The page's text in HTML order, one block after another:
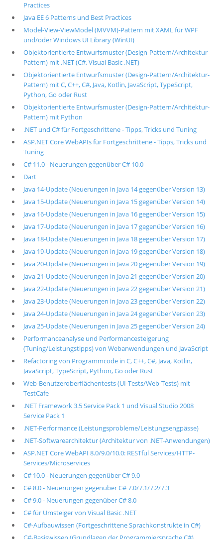
Practices
Java EE 6 Patterns und Best Practices
Model-View-ViewModel (MVVM)-Pattern mit XAML für WPF
und/oder Windows UI Library (WinUI)
Objektorientierte Entwurfsmuster (Design-Pattern/Architektur-
Pattern) mit .NET (C#, Visual Basic .NET)
Objektorientierte Entwurfsmuster (Design-Pattern/Architektur-
Pattern) mit C, C++, C#, Java, Kotlin, JavaScript, TypeScript,
Python, Go oder Rust
Objektorientierte Entwurfsmuster (Design-Pattern/Architektur-
Pattern) mit Python
.NET und C# für Fortgeschrittene - Tipps, Tricks und Tuning
ASP.NET Core WebAPIs für Fortgeschrittene - Tipps, Tricks und
Tuning
C# 11.0 - Neuerungen gegenüber C# 10.0
Dart
Java 14-Update (Neuerungen in Java 14 gegenüber Version 13)
Java 15-Update (Neuerungen in Java 15 gegenüber Version 14)
Java 16-Update (Neuerungen in Java 16 gegenüber Version 15)
Java 17-Update (Neuerungen in Java 17 gegenüber Version 16)
Java 18-Update (Neuerungen in Java 18 gegenüber Version 17)
Java 19-Update (Neuerungen in Java 19 gegenüber Version 18)
Java 20-Update (Neuerungen in Java 20 gegenüber Version 19)
Java 21-Update (Neuerungen in Java 21 gegenüber Version 20)
Java 22-Update (Neuerungen in Java 22 gegenüber Version 21)
Java 23-Update (Neuerungen in Java 23 gegenüber Version 22)
Java 24-Update (Neuerungen in Java 24 gegenüber Version 23)
Java 25-Update (Neuerungen in Java 25 gegenüber Version 24)
Performanceanalyse und Performancesteigerung
(Tuning/Leistungstipps) von Webanwendungen und JavaScript
Refactoring von Programmcode in C, C++, C#, Java, Kotlin,
JavaScript, TypeScript, Python, Go oder Rust
Web-Benutzeroberflächentests (UI-Tests/Web-Tests) mit
TestCafe
.NET Framework 3.5 Service Pack 1 und Visual Studio 2008
Service Pack 1
.NET-Performance (Leistungsprobleme/Leistungsengpässe)
.NET-Softwarearchitektur (Architektur von .NET-Anwendungen)
ASP.NET Core WebAPI 8.0/9.0/10.0: RESTful Services/HTTP-
Services/Microservices
C# 10.0 - Neuerungen gegenüber C# 9.0
C# 8.0 - Neuerungen gegenüber C# 7.0/7.1/7.2/7.3
C# 9.0 - Neuerungen gegenüber C# 8.0
C# für Umsteiger von Visual Basic .NET
C#-Aufbauwissen (Fortgeschrittene Sprachkonstrukte in C#)